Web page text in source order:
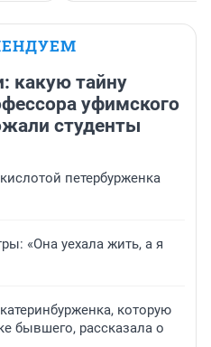
какую тайну
уфимского
студенты
петербурженка
«Она уехала жить, а я
которую
бывшего, рассказала о